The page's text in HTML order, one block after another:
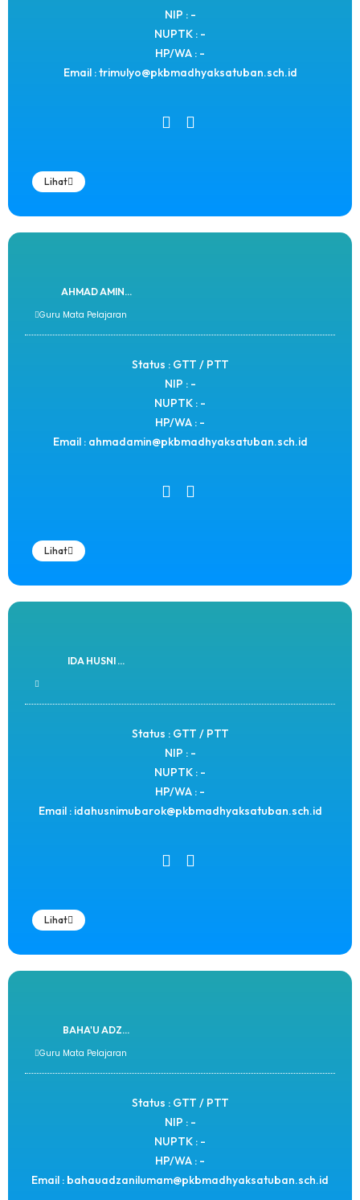
NIP : -
NUPTK : -
HP/WA : -
Email : trimulyo@pkbmadhyaksatuban.sch.id
Lihat
AHMAD AMIN...
Guru Mata Pelajaran
Status : GTT / PTT
NIP : -
NUPTK : -
HP/WA : -
Email : ahmadamin@pkbmadhyaksatuban.sch.id
Lihat
IDA HUSNI ...
Status : GTT / PTT
NIP : -
NUPTK : -
HP/WA : -
Email : idahusnimubarok@pkbmadhyaksatuban.sch.id
Lihat
BAHA'U ADZ...
Guru Mata Pelajaran
Status : GTT / PTT
NIP : -
NUPTK : -
HP/WA : -
Email : bahauadzanilumam@pkbmadhyaksatuban.sch.id